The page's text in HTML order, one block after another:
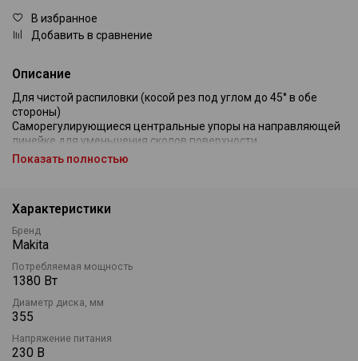
В избранное
Добавить в сравнение
Описание
Для чистой распиловки (косой рез под углом до 45° в обе
стороны)
Саморегулирующиеся центральные упоры на направляющей
линейке для уменьшения сколов поверхности
Большие максимальные габариты обрабатываемого изделия
Внимание! Данная модель не комплектуется пильным
Комплект поставки: Торцовочная пила Makita LS1440,
фиксатор, направляющие.
Показать полностью
Характеристики
Бренд
Makita
Потребляемая мощность
1380 Вт
Диаметр диска, мм
355
Напряжение питания
230 В